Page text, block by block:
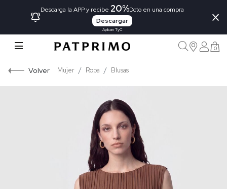
Descarga la APP y recibe 20%Dcto en una compra
Descargar
Aplican TyC
×
0
Volver Mujer Ropa Blusas